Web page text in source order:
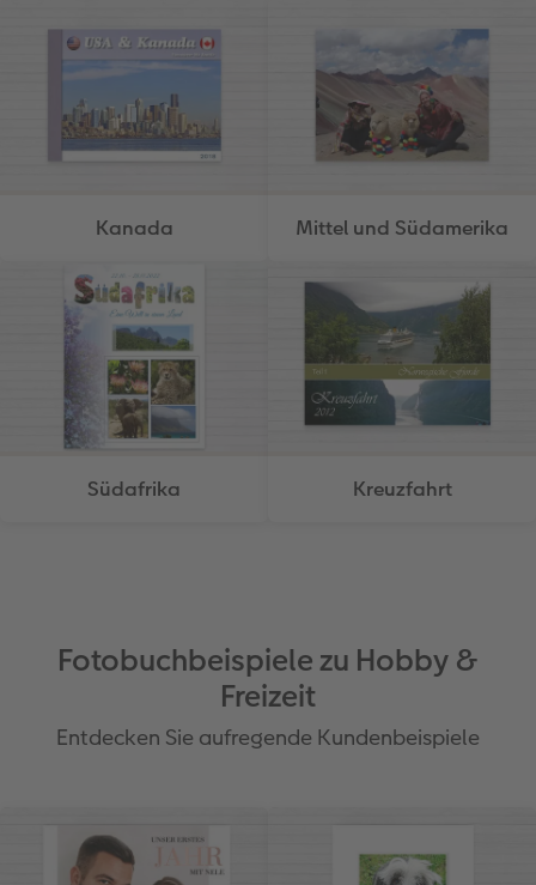
Kanada Mittel und Südamerika
Südafrika Kreuzfahrt
Fotobuchbeispiele zu Hobby &
Freizeit
Entdecken Sie aufregende Kundenbeispiele